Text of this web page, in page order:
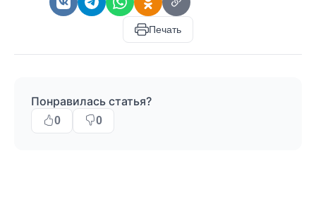
Печать
Понравилась статья?
0 0